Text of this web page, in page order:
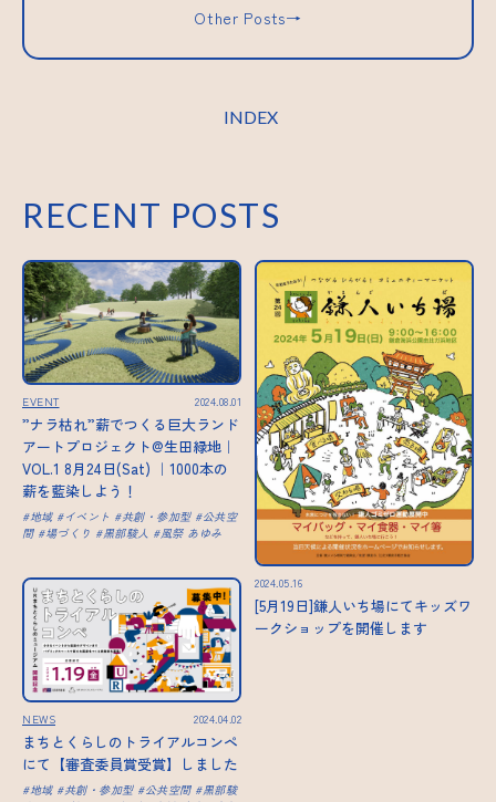
Other Posts→
INDEX
RECENT POSTS
EVENT 2024.08.01
”ナラ枯れ”薪でつくる巨大ランド
アートプロジェクト@生田緑地｜
VOL.1 8月24日(Sat) ｜1000本の
薪を藍染しよう！
地域 イベント 共創・参加型
公共空
間
場づくり 黒部駿人 風祭 あゆみ
2024.05.16
[5月19日]鎌人いち場にてキッズワ
ークショップを開催します
NEWS 2024.04.02
まちとくらしのトライアルコンペ
にて【審査委員賞受賞】しました
地域 共創・参加型 公共空間
黒部駿